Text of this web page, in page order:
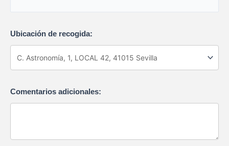
Ubicación de recogida:
Comentarios adicionales: